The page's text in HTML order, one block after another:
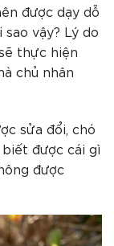
được dạy dỗ
vậy? Lý do
thực hiện
chủ nhân
sửa đổi, chó
được cái gì
được